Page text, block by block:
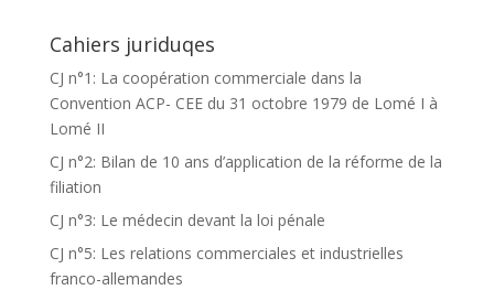
Cahiers juriduqes
CJ n°1: La coopération commerciale dans la
Convention ACP- CEE du 31 octobre 1979 de Lomé I à
Lomé II
CJ n°2: Bilan de 10 ans d’application de la réforme de la
filiation
CJ n°3: Le médecin devant la loi pénale
CJ n°5: Les relations commerciales et industrielles
franco-allemandes